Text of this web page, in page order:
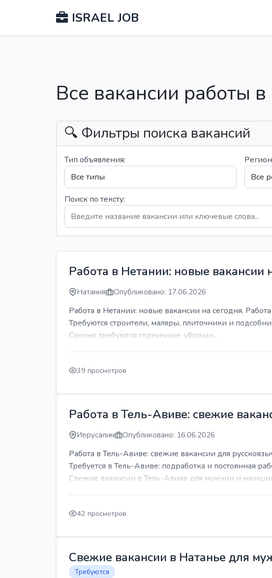
ISRAEL JOB
Все вакансии работы
🔍 Фильтры поиска вакансий
Тип объявления:
Поиск по тексту:
Работа в Нетании: новые вакансии
Натания Опубликовано: 17.06.2026
Работа в Нетании: новые вакансии на сегодня.
Требуются строители, маляры, плиточники и
Срочно требуются горничные, уборщи...
39 просмотров
Работа в Тель-Авиве: свежие
Иерусалим Опубликовано: 16.06.2026
Работа в Тель-Авиве: свежие вакансии для
Требуется в Тель-Авиве: подработка и постоянная
Свежие вакансии в Тель-Авиве для мужчин и женщин
42 просмотров
Свежие вакансии в Натанье для
Требуются